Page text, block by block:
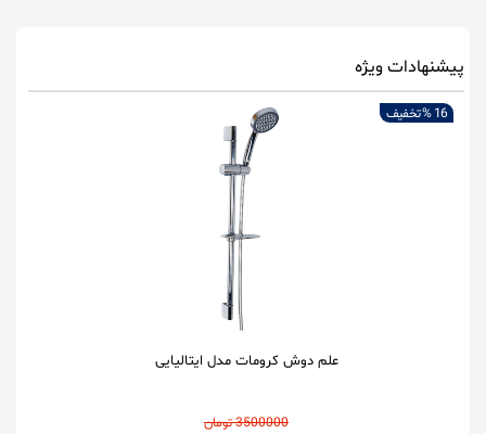
پیشنهادات ویژه
16 % تخفیف
علم دوش کرومات مدل ایتالیایی
3500000 تومان